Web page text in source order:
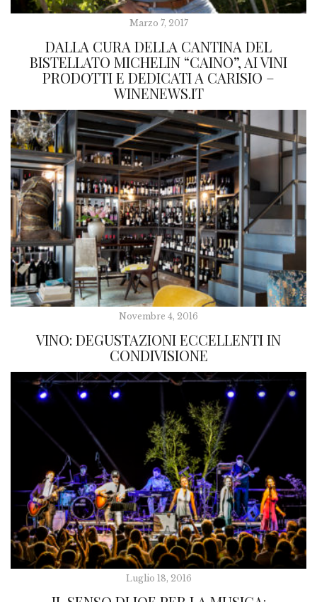
Marzo 7, 2017
DALLA CURA DELLA CANTINA DEL
BISTELLATO MICHELIN “CAINO”, AI VINI
PRODOTTI E DEDICATI A CARISIO –
WINENEWS.IT
Novembre 4, 2016
VINO: DEGUSTAZIONI ECCELLENTI IN
CONDIVISIONE
Luglio 18, 2016